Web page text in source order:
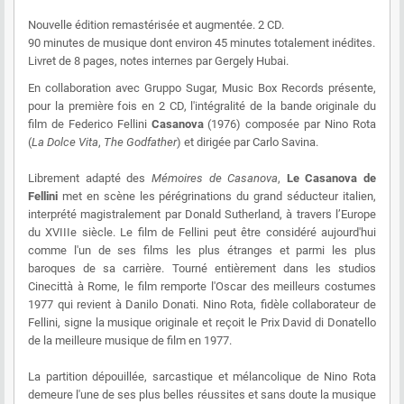
Nouvelle édition remastérisée et augmentée. 2 CD.
90 minutes de musique dont environ 45 minutes totalement inédites.
Livret de 8 pages, notes internes par Gergely Hubai.
En collaboration avec Gruppo Sugar, Music Box Records présente,
pour la première fois en 2 CD, l'intégralité de la bande originale du
film de Federico Fellini Casanova(1976) composée par Nino Rota
(La Dolce Vita, The Godfather) et dirigée par Carlo Savina.
Librement adapté des Mémoires de Casanova, Le Casanova de
Fellini met en scène les pérégrinations du grand séducteur italien,
interprété magistralement par Donald Sutherland, à travers l’Europe
du XVIIIe siècle. Le film de Fellini peut être considéré aujourd'hui
comme l'un de ses films les plus étranges et parmi les plus
baroques de sa carrière. Tourné entièrement dans les studios
Cinecittà à Rome, le film remporte l'Oscar des meilleurs costumes
1977 qui revient à Danilo Donati. Nino Rota, fidèle collaborateur de
Fellini, signe la musique originale et reçoit le Prix David di Donatello
de la meilleure musique de film en 1977.
La partition dépouillée, sarcastique et mélancolique de Nino Rota
demeure l'une de ses plus belles réussites et sans doute la musique